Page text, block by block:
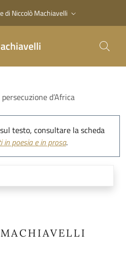
di Niccolò Machiavelli
d’Africa
d’Africa
testo, consultare la scheda
in poesia e in prosa.